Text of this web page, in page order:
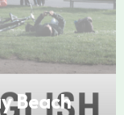
Beach